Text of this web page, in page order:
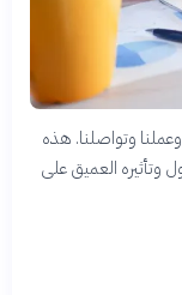
وتواصلنا. هذه
وتأثيره العميق على